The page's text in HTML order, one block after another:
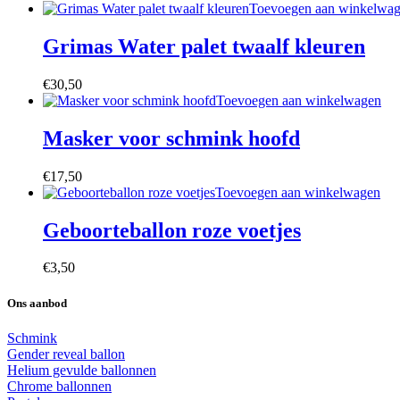
Toevoegen aan
Grimas Water palet twaalf kleuren
€30,50
Toevoegen aan winkelwagen
Masker voor schmink hoofd
€17,50
Toevoegen aan winkelwagen
Geboorteballon roze voetjes
€3,50
Ons aanbod
Schmink
Gender reveal ballon
Helium gevulde ballonnen
Chrome ballonnen